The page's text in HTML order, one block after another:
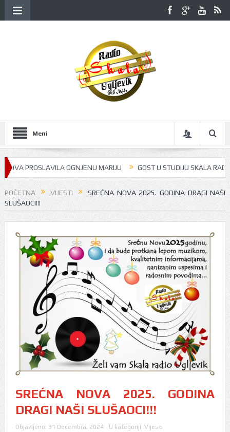
Meni
PROSLAVILA OGNJENU MARIJU GOST U STUDIJU SKALA RADIJA
POČETNA VIJESTI
SREĆNA NOVA 2025. GODINA DRAGI NAŠI
SLUŠAOCI!!!
SREĆNA NOVA 2025. GODINA
DRAGI NAŠI SLUŠAOCI!!!
Objavljeno: 31 Decembra, 2024 U kategoriji: Vijesti